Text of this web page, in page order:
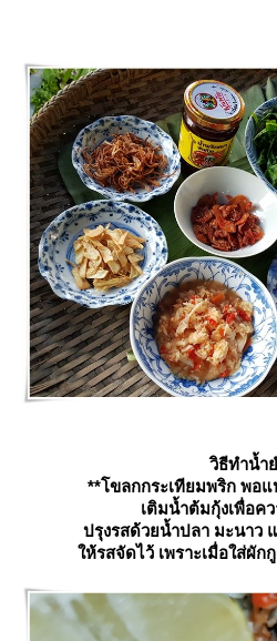
วิธีทำน้ำ
**โขลกกระเทียมพริก พอแ
เติมน้ำต้มกุ้งเพื่อค
ปรุงรสด้วยน้ำปลา มะนาว
ห้รสจัดไว้ เพราะเมื่อใส่ผัก